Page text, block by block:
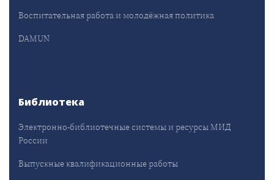
Воспитательная работа и молодёжная политика
DAMUN
Библиотека
Электронно-библиотечные системы и ресурсы МИД
России
Выпускные квалификационные работы